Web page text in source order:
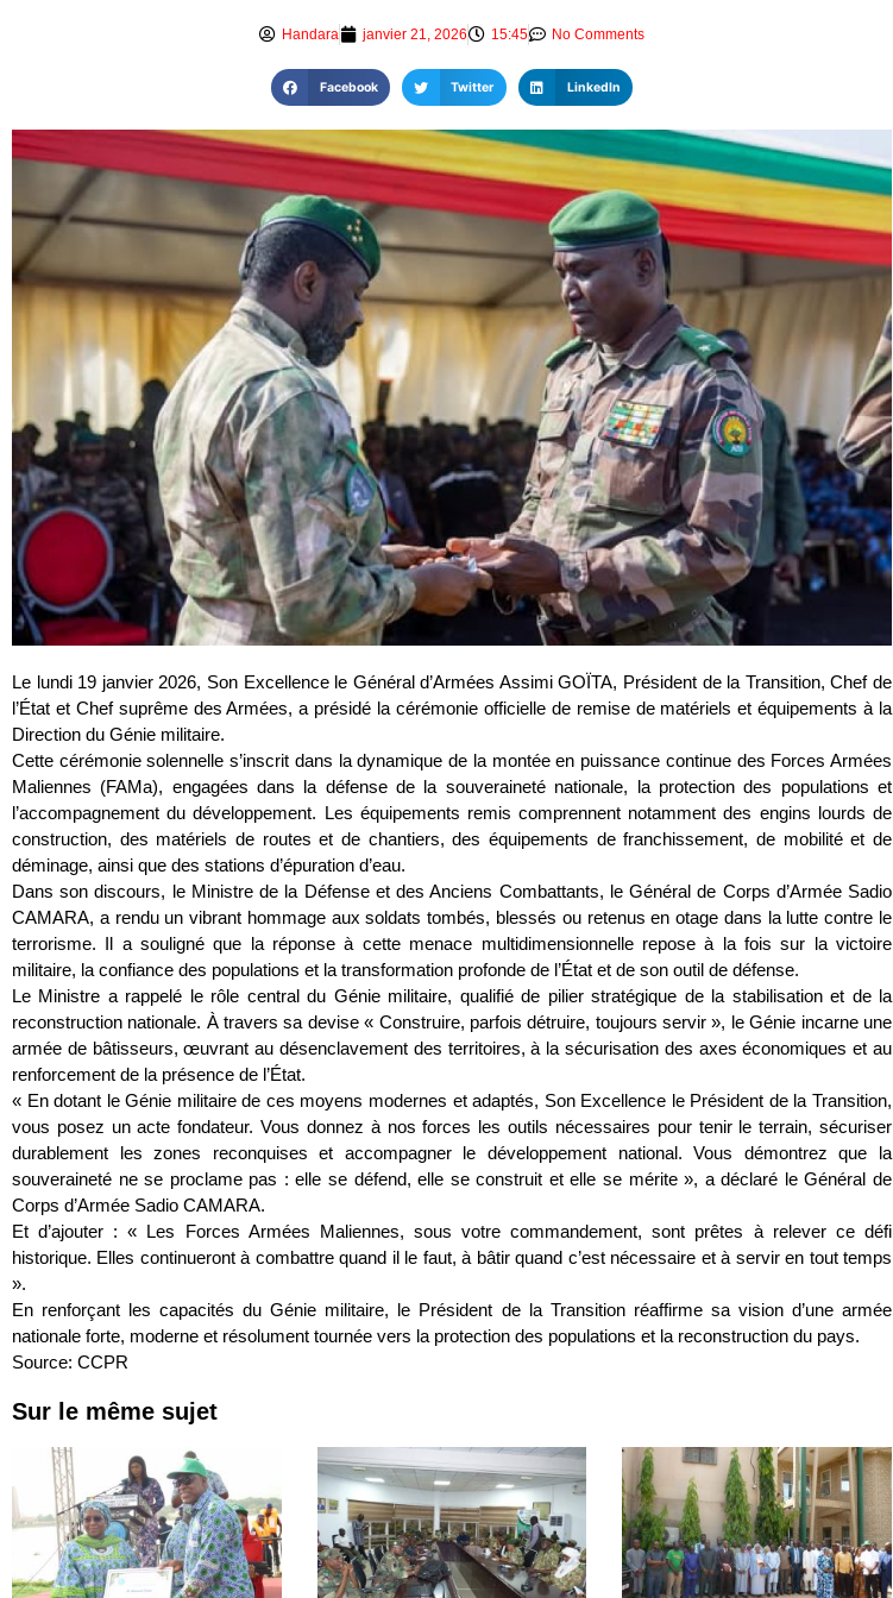
Handara janvier 21, 2026 15:45 No Comments
Facebook Twitter LinkedIn
Le lundi 19 janvier 2026, Son Excellence le Général d’Armées Assimi GOÏTA, Président de la Transition, Chef de
l’État et Chef suprême des Armées, a présidé la cérémonie officielle de remise de matériels et équipements à la
Direction du Génie militaire.
Cette cérémonie solennelle s’inscrit dans la dynamique de la montée en puissance continue des Forces Armées
Maliennes (FAMa), engagées dans la défense de la souveraineté nationale, la protection des populations et
l’accompagnement du développement. Les équipements remis comprennent notamment des engins lourds de
construction, des matériels de routes et de chantiers, des équipements de franchissement, de mobilité et de
déminage, ainsi que des stations d’épuration d’eau.
Dans son discours, le Ministre de la Défense et des Anciens Combattants, le Général de Corps d’Armée Sadio
CAMARA, a rendu un vibrant hommage aux soldats tombés, blessés ou retenus en otage dans la lutte contre le
terrorisme. Il a souligné que la réponse à cette menace multidimensionnelle repose à la fois sur la victoire
militaire, la confiance des populations et la transformation profonde de l’État et de son outil de défense.
Le Ministre a rappelé le rôle central du Génie militaire, qualifié de pilier stratégique de la stabilisation et de la
reconstruction nationale. À travers sa devise « Construire, parfois détruire, toujours servir », le Génie incarne une
armée de bâtisseurs, œuvrant au désenclavement des territoires, à la sécurisation des axes économiques et au
renforcement de la présence de l’État.
« En dotant le Génie militaire de ces moyens modernes et adaptés, Son Excellence le Président de la Transition,
vous posez un acte fondateur. Vous donnez à nos forces les outils nécessaires pour tenir le terrain, sécuriser
durablement les zones reconquises et accompagner le développement national. Vous démontrez que la
souveraineté ne se proclame pas : elle se défend, elle se construit et elle se mérite », a déclaré le Général de
Corps d’Armée Sadio CAMARA.
Et d’ajouter : « Les Forces Armées Maliennes, sous votre commandement, sont prêtes à relever ce défi
historique. Elles continueront à combattre quand il le faut, à bâtir quand c’est nécessaire et à servir en tout temps
».
En renforçant les capacités du Génie militaire, le Président de la Transition réaffirme sa vision d’une armée
nationale forte, moderne et résolument tournée vers la protection des populations et la reconstruction du pays.
Source: CCPR
Sur le même sujet